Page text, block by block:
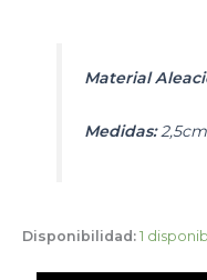
Material
Medidas:
Disponibilidad: 1